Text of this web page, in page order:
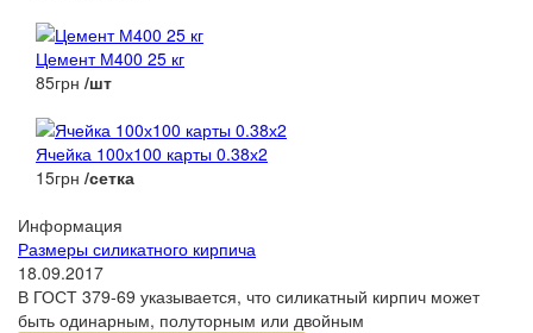
Цемент М400 25 кг
85грн /шт
Ячейка 100х100 карты 0.38х2
15грн /сетка
Информация
Размеры силикатного кирпича
18.09.2017
В ГОСТ 379-69 указывается, что силикатный кирпич может
быть одинарным, полуторным или двойным